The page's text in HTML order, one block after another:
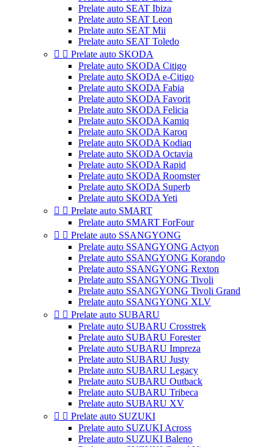
Prelate auto SEAT Ibiza
Prelate auto SEAT Leon
Prelate auto SEAT Mii
Prelate auto SEAT Toledo
  Prelate auto SKODA
Prelate auto SKODA Citigo
Prelate auto SKODA e-Citigo
Prelate auto SKODA Fabia
Prelate auto SKODA Favorit
Prelate auto SKODA Felicia
Prelate auto SKODA Kamiq
Prelate auto SKODA Karoq
Prelate auto SKODA Kodiaq
Prelate auto SKODA Octavia
Prelate auto SKODA Rapid
Prelate auto SKODA Roomster
Prelate auto SKODA Superb
Prelate auto SKODA Yeti
  Prelate auto SMART
Prelate auto SMART ForFour
  Prelate auto SSANGYONG
Prelate auto SSANGYONG Actyon
Prelate auto SSANGYONG Korando
Prelate auto SSANGYONG Rexton
Prelate auto SSANGYONG Tivoli
Prelate auto SSANGYONG Tivoli Grand
Prelate auto SSANGYONG XLV
  Prelate auto SUBARU
Prelate auto SUBARU Crosstrek
Prelate auto SUBARU Forester
Prelate auto SUBARU Impreza
Prelate auto SUBARU Justy
Prelate auto SUBARU Legacy
Prelate auto SUBARU Outback
Prelate auto SUBARU Tribeca
Prelate auto SUBARU XV
  Prelate auto SUZUKI
Prelate auto SUZUKI Across
Prelate auto SUZUKI Baleno